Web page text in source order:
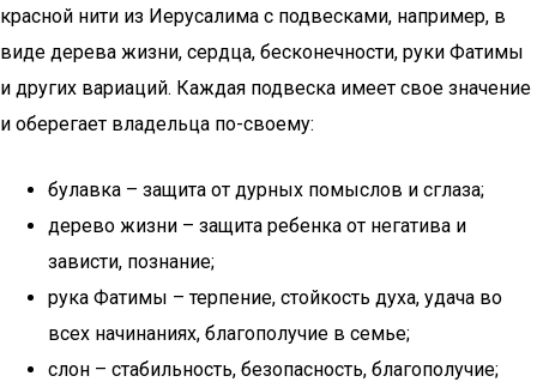
красной нити из Иерусалима с подвесками, например, в
виде дерева жизни, сердца, бесконечности, руки Фатимы
и других вариаций. Каждая подвеска имеет свое значение
и оберегает владельца по-своему:
булавка – защита от дурных помыслов и сглаза;
дерево жизни – защита ребенка от негатива и
зависти, познание;
рука Фатимы – терпение, стойкость духа, удача во
всех начинаниях, благополучие в семье;
слон – стабильность, безопасность, благополучие;